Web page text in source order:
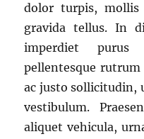
dolor turpis, mollis
gravida tellus. In
imperdiet
pellentesque rutrum
ac justo sollicitudin,
vestibulum.
aliquet vehicula,